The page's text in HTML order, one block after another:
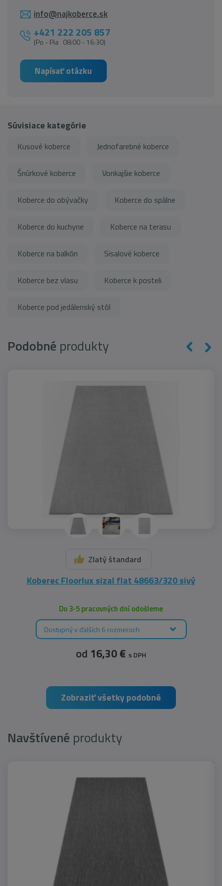
info@najkoberce.sk
+421 222 205 857
(Po - Pia 08:00 - 16:30)
Napísať otázku
Súvisiace kategórie
Kusové koberce Jednofarebné koberce
Šnúrkové koberce Vonkajšie koberce
Koberce do obývačky Koberce do spálne
Koberce do kuchyne Koberce na terasu
Koberce na balkón Sisalové koberce
Koberce bez vlasu Koberce k posteli
Koberce pod jedálenský stôl
Podobné produkty
Zlatý štandard
Koberec Floorlux sizal flat 48663/320 sivý
Do 3-5 pracovných dní odošleme
Dostupný v ďalších 6 rozmeroch
od 16,30 € s DPH
Zobraziť všetky podobné
Navštívené produkty